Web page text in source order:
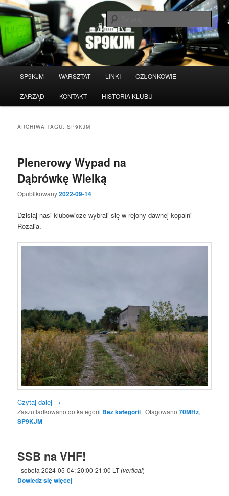
Przeskocz
do
tekstu
Przeskocz
do
widgetów
Witamy na stronie klubu
krótkofalarskiego SP9KJM
SP9KJM WARSZTAT LINKI CZŁONKOWIE
ZARZĄD KONTAKT HISTORIA KLUBU
ARCHIWA TAGU:SP9KJM
Plenerowy Wypad na
Dąbrówkę Wielką
Opublikowany2022-09-14
Dzisiaj nasi klubowicze wybrali się w rejony dawnej kopalni
Rozalia.
Czytaj dalej →
Zaszufladkowano do kategorii Bez kategorii |Otagowano 70MHz,
SP9KJM
SSB na VHF!
- sobota 2024-05-04: 20:00-21:00 LT (vertical)
Dowiedz się więcej